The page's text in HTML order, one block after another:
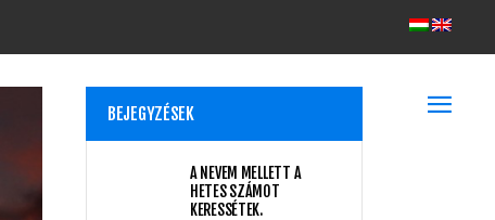
BEJEGYZÉSEK
A NEVEM MELLETT A
HETES SZÁMOT
KERESSÉTEK.